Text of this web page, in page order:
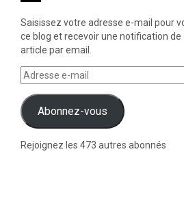
Saisissez votre adresse e-mail pour
ce blog et recevoir une notification de
article par email.
Abonnez-vous
Rejoignez les 473 autres abonnés